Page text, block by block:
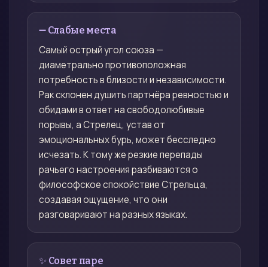
➖ Слабые места
Самый острый угол союза —
диаметрально противоположная
потребность в близости и независимости.
Рак склонен душить партнёра ревностью и
обидами в ответ на свободолюбивые
порывы, а Стрелец, устав от
эмоциональных бурь, может бесследно
исчезать. К тому же резкие перепады
рачьего настроения разбиваются о
философское спокойствие Стрельца,
создавая ощущение, что они
разговаривают на разных языках.
✨ Совет паре